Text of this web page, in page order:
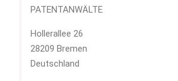
PATENTANWÄLTE
Hollerallee 26
28209 Bremen
Deutschland